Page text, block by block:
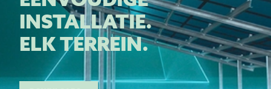
INSTALLATIE.
ELK TERREIN.